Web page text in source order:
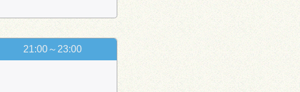
21:00～23:00